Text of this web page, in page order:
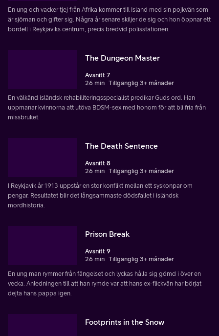
En ung och vacker tjej från Afrika kommer till Island med sin pojkvän som
är sjöman och gifter sig. Några år senare skiljer de sig och hon öppnar ett
bordell i Reykjaviks centrum, precis bredvid polisstationen.
The Dungeon Master
Avsnitt 7
26 min Tillgänglig 3+ månader
En välkänd isländsk rehabiliteringsspecialist predikar Guds ord. Han
uppmanar kvinnorna att utöva BDSM-sex med honom för att bli fria från
missbruket.
The Death Sentence
Avsnitt 8
26 min Tillgänglig 3+ månader
I Reykjavík år 1913 uppstår en stor konflikt mellan ett syskonpar om
pengar. Resultatet blir det långsammaste dödsfallet i isländsk
mordhistoria.
Prison Break
Avsnitt 9
26 min Tillgänglig 3+ månader
En ung man rymmer från fängelset och lyckas hålla sig gömd i över en
vecka. Anledningen till att han rymde var att hans ex-flickvän har börjat
dejta hans pappa igen.
Footprints in the Snow